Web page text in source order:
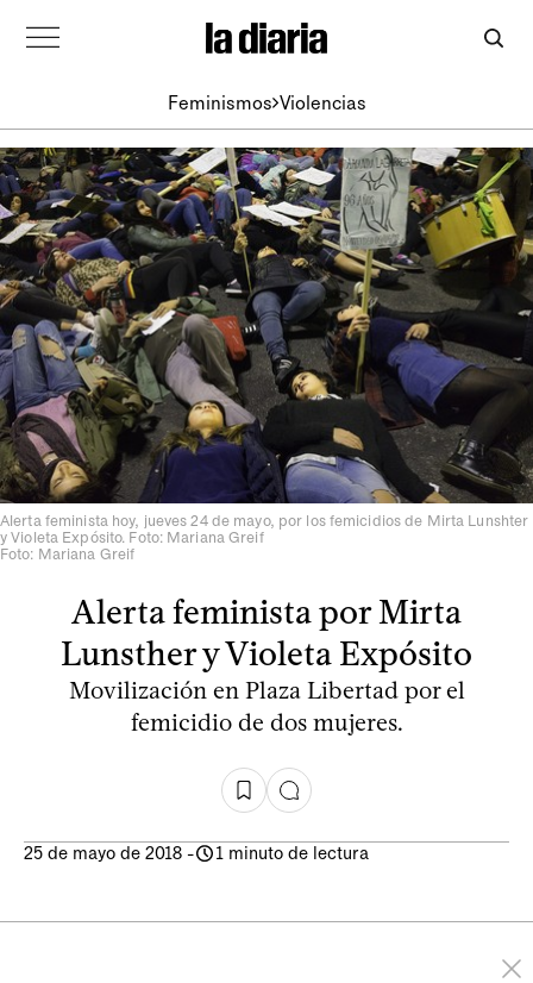
Feminismos Violencias
Alerta feminista hoy, jueves 24 de mayo, por los femicidios de Mirta Lunshter
y Violeta Expósito. Foto: Mariana Greif
Foto: Mariana Greif
Alerta feminista por Mirta
Lunsther y Violeta Expósito
Movilización en Plaza Libertad por el
femicidio de dos mujeres.
25 de mayo de 2018 - 1 minuto de lectura